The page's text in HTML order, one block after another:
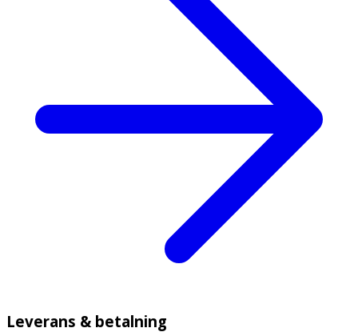
Leverans & betalning